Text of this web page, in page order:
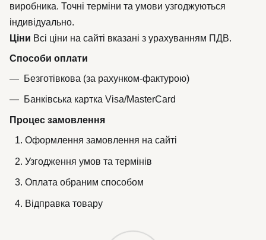
виробника. Точні терміни та умови узгоджуються
індивідуально.
Ціни Всі ціни на сайті вказані з урахуванням ПДВ.
Способи оплати
Безготівкова (за рахунком-фактурою)
Банківська картка Visa/MasterCard
Процес замовлення
Оформлення замовлення на сайті
Узгодження умов та термінів
Оплата обраним способом
Відправка товару